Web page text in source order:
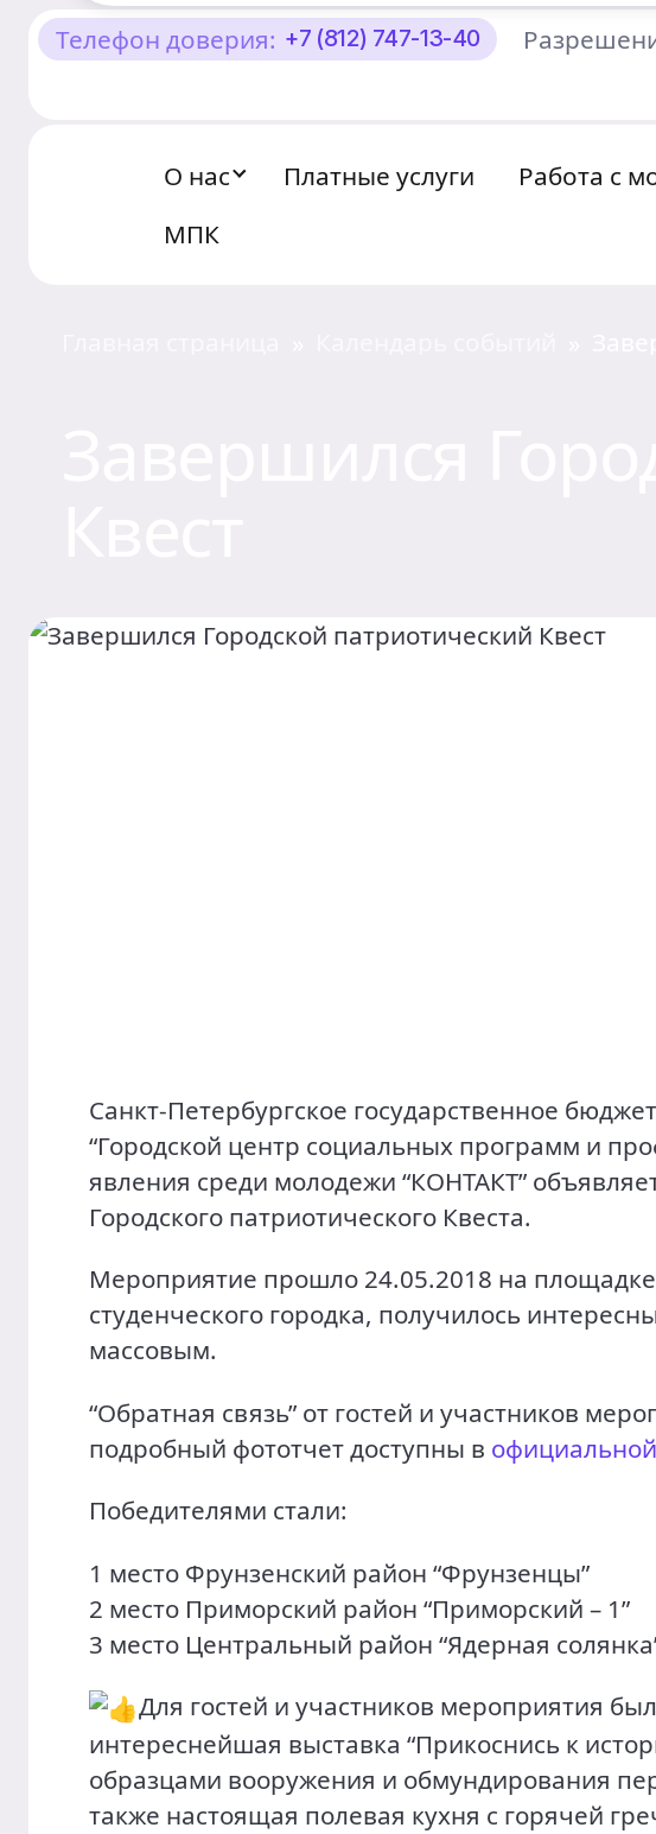
Телефон доверия: +7 (812) 747-13-40
О нас Платные услуги Работа с
МПК
Санкт-Петербургское государственное
“Городской центр социальных программ и
явления среди молодежи “КОНТАКТ”
Городского патриотического Квеста.
Мероприятие прошло 24.05.2018 на
студенческого городка, получилось
массовым.
“Обратная связь” от гостей и участников
подробный фототчет доступны в
Победителями стали:
1 место Фрунзенский район “Фрунзенцы”
2 место Приморский район “Приморский – 1”
3 место Центральный район “Ядерная
Для гостей и участников мероприятия
интереснейшая выставка “Прикоснись к
образцами вооружения и обмундирования
также настоящая полевая кухня с горячей
О Центре «КОНТАКТ»